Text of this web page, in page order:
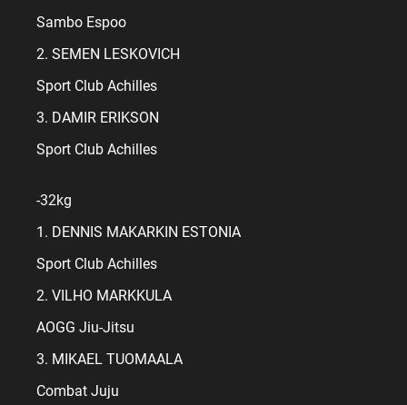
Sambo Espoo
2. SEMEN LESKOVICH
Sport Club Achilles
3. DAMIR ERIKSON
Sport Club Achilles
-32kg
1. DENNIS MAKARKIN ESTONIA
Sport Club Achilles
2. VILHO MARKKULA
AOGG Jiu-Jitsu
3. MIKAEL TUOMAALA
Combat Juju